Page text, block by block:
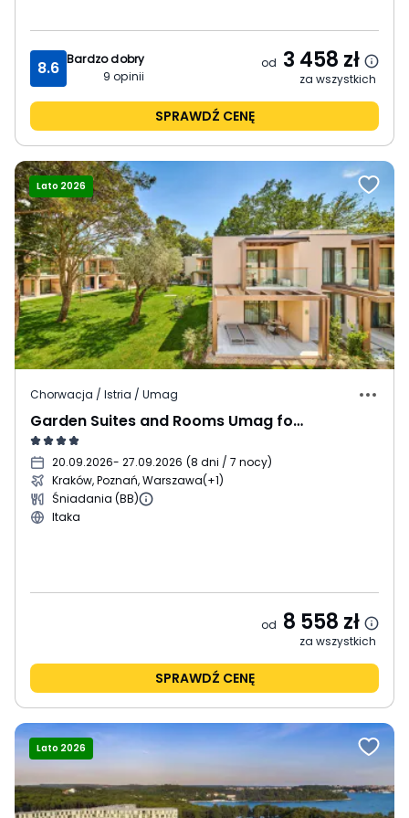
8.6 Bardzo dobry
9 opinii
od 3 458 zł
za wszystkich
SPRAWDŹ CENĘ
Lato 2026
Chorwacja / Istria / Umag
Garden Suites and Rooms Umag for Plava Laguna
20.09.2026- 27.09.2026 (8 dni / 7 nocy)
Kraków, Poznań, Warszawa(+1)
Śniadania (BB)
Itaka
od 8 558 zł
za wszystkich
SPRAWDŹ CENĘ
Lato 2026